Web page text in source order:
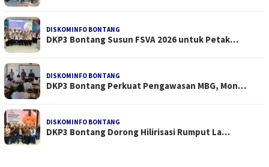
DISKOMINFO BONTANG
DKP3 Bontang Susun FSVA 2026 untuk Petak…
DISKOMINFO BONTANG
DKP3 Bontang Perkuat Pengawasan MBG, Mon…
DISKOMINFO BONTANG
DKP3 Bontang Dorong Hilirisasi Rumput La…